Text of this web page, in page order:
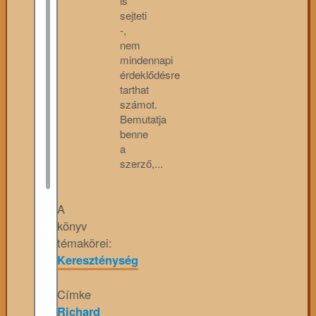
sejteti
-,
nem
mindennapi
érdeklődésre
tarthat
számot.
Bemutatja
benne
a
szerző,...
A
könyv
témakörei:
Kereszténység
Címke
Richard